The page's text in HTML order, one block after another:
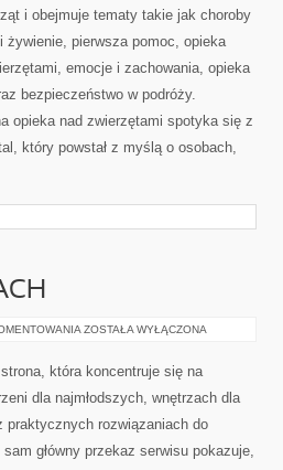
i obejmuje tematy takie jak choroby
żywienie, pierwsza pomoc, opieka
emocje i zachowania, opieka
bezpieczeństwo w podróży.
opieka nad zwierzętami spotyka się z
który powstał z myślą o osobach,
BEZPIECZEŃSTWO
ZOSTAŁA WYŁĄCZONA
która koncentruje się na
dla najmłodszych, wnętrzach dla
praktycznych rozwiązaniach do
główny przekaz serwisu pokazuje,